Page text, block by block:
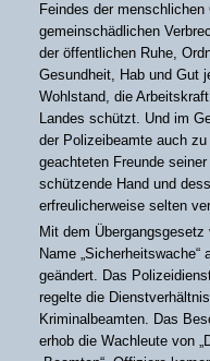
Feindes der
gemeinschädlichen
der öffentlichen Ruhe,
Gesundheit, Hab und Gut
Wohlstand, die
Landes schützt. Und im
der Polizeibeamte auch
geachteten Freunde
schützende Hand und
erfreulicherweise selten
Mit dem
Name „Sicherheitswache“
geändert. Das
regelte die
Kriminalbeamten. Das
erhob die Wachleute von